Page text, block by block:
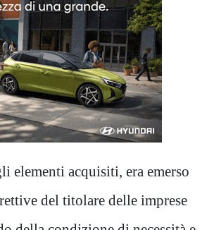
elementi acquisiti, era emerso
del titolare delle imprese